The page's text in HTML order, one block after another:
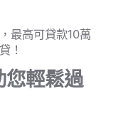
最高可貸款10萬
！
您輕鬆過